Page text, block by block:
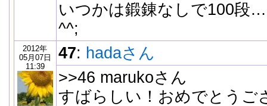
いつかは鍛錬なしで100段
^^;
2012年
05月07日
11:39
47: hadaさん
>>46 marukoさん
すばらしい！おめでとうご